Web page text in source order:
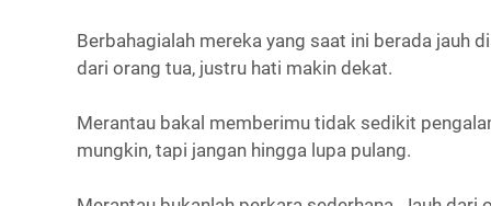
Berbahagialah mereka yang saat ini berada jauh
dari orang tua, justru hati makin dekat.
Merantau bakal memberimu tidak sedikit
mungkin, tapi jangan hingga lupa pulang.